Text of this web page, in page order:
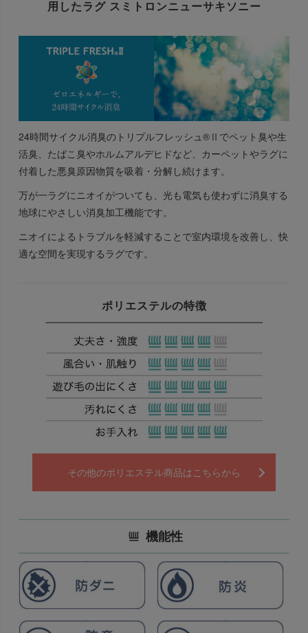
用したラグ スミトロンニューサキソニー
24時間サイクル消臭のトリプルフレッシュ®Ⅱでペット臭や生
活臭、たばこ臭やホルムアルデヒドなど、カーペットやラグに
付着した悪臭原因物質を吸着・分解し続けます。
万が一ラグにニオイがついても、光も電気も使わずに消臭する
地球にやさしい消臭加工機能です。
ニオイによるトラブルを軽減することで室内環境を改善し、快
適な空間を実現するラグです。
ポリエステルの特徴
その他のポリエステル商品はこちらから
機能性